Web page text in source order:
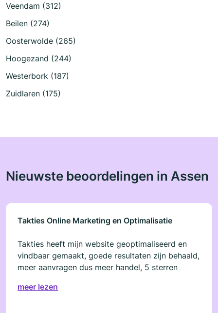
Veendam (312)
Beilen (274)
Oosterwolde (265)
Hoogezand (244)
Westerbork (187)
Zuidlaren (175)
Nieuwste beoordelingen in Assen
Takties Online Marketing en Optimalisatie
Takties heeft mijn website geoptimaliseerd en
vindbaar gemaakt, goede resultaten zijn behaald,
meer aanvragen dus meer handel, 5 sterren
meer lezen